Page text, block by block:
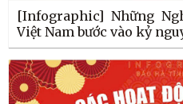
[Infographic] Những
Việt Nam bước vào kỷ